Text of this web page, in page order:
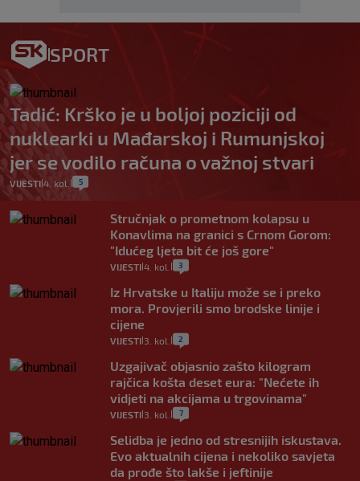
SPORT
Tadić: Krško je u boljoj poziciji od
nuklearki u Mađarskoj i Rumunjskoj
jer se vodilo računa o važnoj stvari
VIJESTI|4. kol. 5
Stručnjak o prometnom kolapsu u
Konavlima na granici s Crnom Gorom:
"Idućeg ljeta bit će još gore"
VIJESTI 4. kol. 3
Iz Hrvatske u Italiju može se i preko
mora. Provjerili smo brodske linije i
cijene
VIJESTI 3. kol. 2
Uzgajivač objasnio zašto kilogram
rajčica košta deset eura: "Nećete ih
vidjeti na akcijama u trgovinama"
VIJESTI 3. kol. 7
Selidba je jedno od stresnijih iskustava.
Evo aktualnih cijena i nekoliko savjeta
da prođe što lakše i jeftinije